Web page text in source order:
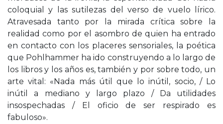
coloquial y las sutilezas del verso de vuelo lírico.
Atravesada tanto por la mirada crítica sobre la
realidad como por el asombro de quien ha entrado
en contacto con los placeres sensoriales, la poética
que Pohlhammer ha ido construyendo a lo largo de
los libros y los años es, también y por sobre todo, un
arte vital: «Nada más útil que lo inútil, socio, / Lo
inútil a mediano y largo plazo / Da utilidades
insospechadas / El oficio de ser respirado es
fabuloso».